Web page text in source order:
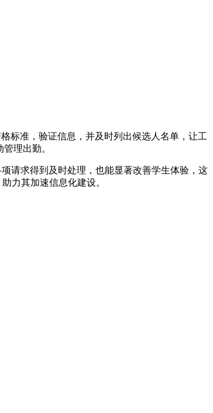
标准，验证信息，并及时列出候选人名单，让工
理出勤。
请求得到及时处理，也能显著改善学生体验，这
力其加速信息化建设。